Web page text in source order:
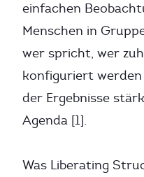
einfachen
Menschen in
wer spricht, wer
konfiguriert
der Ergebnisse
Agenda [1].
Was Liberating